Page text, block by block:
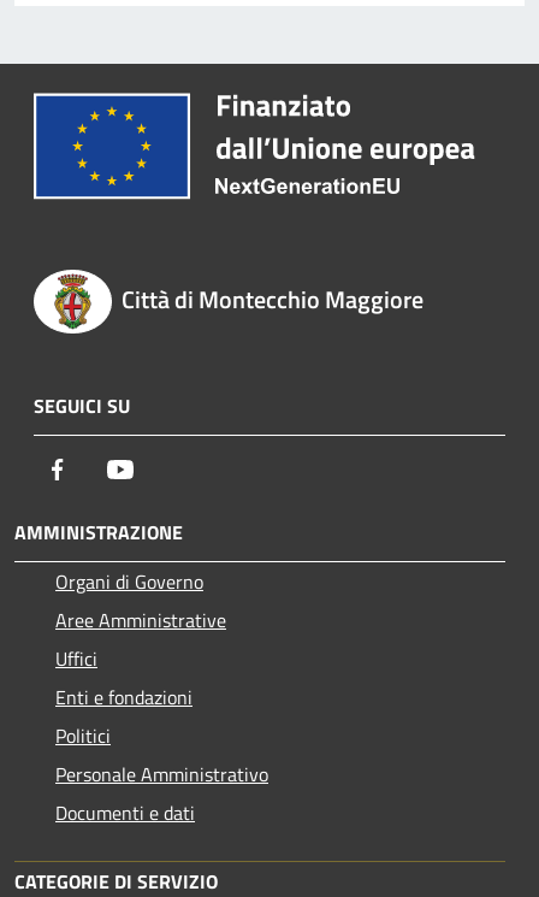
Città di Montecchio Maggiore
SEGUICI SU
Facebook
AMMINISTRAZIONE
Organi di Governo
Aree Amministrative
Uffici
Enti e fondazioni
Politici
Personale Amministrativo
Documenti e dati
CATEGORIE DI SERVIZIO